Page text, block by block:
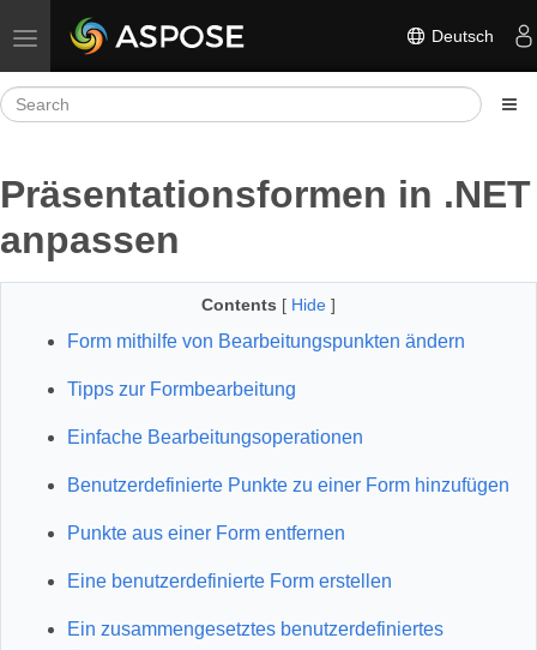
Toggle navigation Deutsch
Präsentationsformen in .NET
anpassen
Contents [ Hide ]
Form mithilfe von Bearbeitungspunkten ändern
Tipps zur Formbearbeitung
Einfache Bearbeitungsoperationen
Benutzerdefinierte Punkte zu einer Form hinzufügen
Punkte aus einer Form entfernen
Eine benutzerdefinierte Form erstellen
Ein zusammengesetztes benutzerdefiniertes